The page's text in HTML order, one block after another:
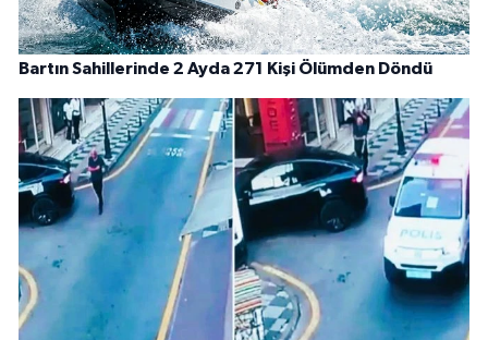
Bartın Sahillerinde 2 Ayda 271 Kişi Ölümden Döndü